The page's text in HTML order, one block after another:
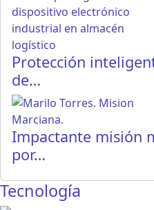
Protección
de…
Impactante misión
por…
Tecnología